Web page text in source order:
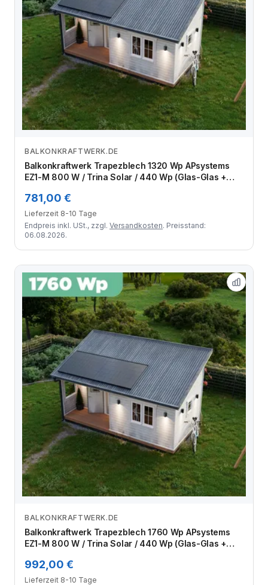
Zum Angebot
BALKONKRAFTWERK.DE
Balkonkraftwerk Trapezblech 1320 Wp APsystems
EZ1-M 800 W / Trina Solar / 440 Wp (Glas-Glas +
3 Module
781,00 €
Lieferzeit 8-10 Tage
Endpreis inkl. USt., zzgl. Versandkosten. Preisstand:
06.08.2026.
Zum Angebot
BALKONKRAFTWERK.DE
Balkonkraftwerk Trapezblech 1760 Wp APsystems
EZ1-M 800 W / Trina Solar / 440 Wp (Glas-Glas +
4 Module
992,00 €
Lieferzeit 8-10 Tage